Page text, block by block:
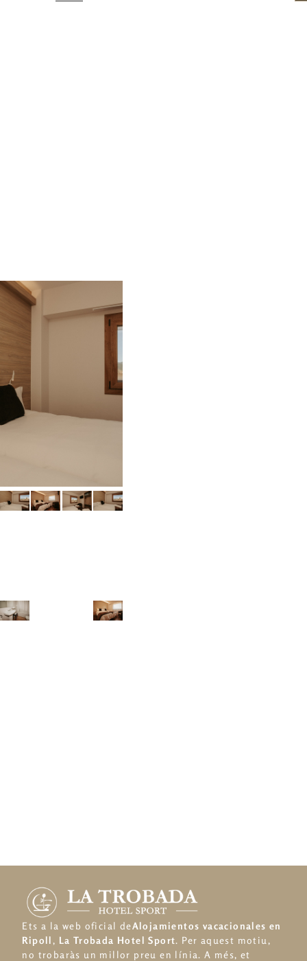
Ets a la web oficial deAlojamientos vacacionales en
Ripoll , La Trobada Hotel Sport. Per aquest motiu,
no trobaràs un millor preu en línia. A més, et